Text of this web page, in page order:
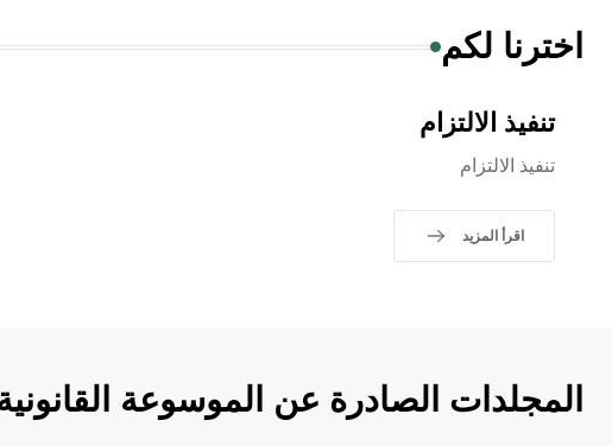
اخترنا لكم
تنفيذ الالتزام
تنفيذ الالتزام
اقرأ المزيد
المجلدات الصادرة عن الموسوعة